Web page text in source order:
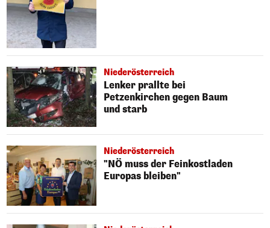
Niederösterreich
Lenker prallte bei
Petzenkirchen gegen Baum
und starb
Niederösterreich
"NÖ muss der Feinkostladen
Europas bleiben"